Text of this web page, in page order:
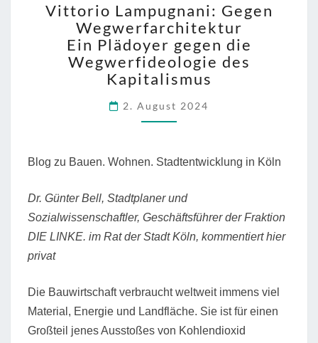
LAMPUGNANI:
GEGEN
EIN
PLÄDOYER
DIE
WEGWERFIDEOLOGIE
Vittorio Lampugnani: Gegen
Wegwerfarchitektur
Ein Plädoyer gegen die
Wegwerfideologie des
Kapitalismus
2. August 2024
Blog zu Bauen. Wohnen. Stadtentwicklung in Köln
Dr. Günter Bell, Stadtplaner und
Sozialwissenschaftler, Geschäftsführer der Fraktion
DIE LINKE. im Rat der Stadt Köln, kommentiert hier
privat
Die Bauwirtschaft verbraucht weltweit immens viel
Material, Energie und Landfläche. Sie ist für einen
Großteil jenes Ausstoßes von Kohlendioxid